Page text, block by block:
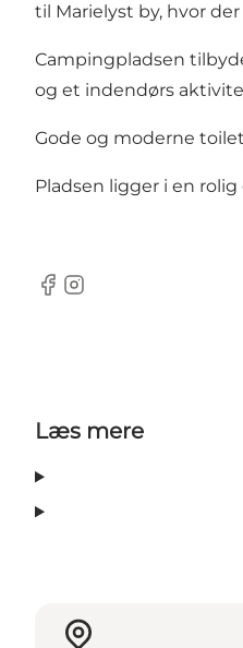
til Marielyst by, hvor
Campingpladsen
og et indendørs
Gode og moderne
Pladsen ligger i en
Facebook
Instagram
Læs mere